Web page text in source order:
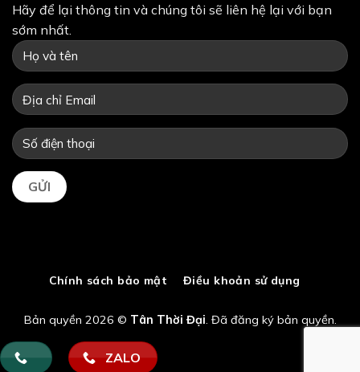
Hãy để lại thông tin và chúng tôi sẽ liên hệ lại với bạn
sớm nhất.
Chính sách bảo mật Điều khoản sử dụng
Bản quyền 2026 © Tân Thời Đại. Đã đăng ký bản quyền.
ZALO